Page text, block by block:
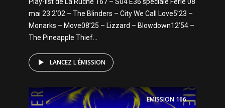
mai 23 2’02 – The Blinders – City We Call Love5’23 –
Monarks – Move08’25 – Lizzard – Blowdown12’54 –
The Pineapple Thief...
LANCEZ L'ÉMISSION
EMISSION166